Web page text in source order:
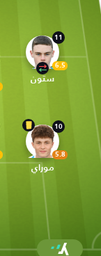
11
6.5
ستون
10
5.8
موراي